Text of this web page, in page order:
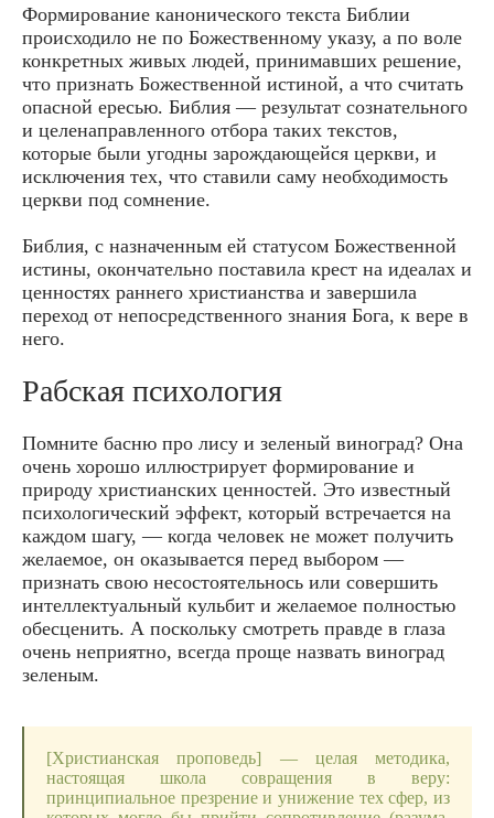
Формирование канонического текста Библии
происходило не по Божественному указу, а по воле
конкретных живых людей, принимавших решение,
что признать Божественной истиной, а что считать
опасной ересью. Библия — результат сознательного
и целенаправленного отбора таких текстов,
которые были угодны зарождающейся церкви, и
исключения тех, что ставили саму необходимость
церкви под сомнение.
Библия, с назначенным ей статусом Божественной
истины, окончательно поставила крест на идеалах и
ценностях раннего христианства и завершила
переход от непосредственного знания Бога, к вере в
него.
Рабская психология
Помните басню про лису и зеленый виноград? Она
очень хорошо иллюстрирует формирование и
природу христианских ценностей. Это известный
психологический эффект, который встречается на
каждом шагу, — когда человек не может получить
желаемое, он оказывается перед выбором —
признать свою несостоятельнось или совершить
интеллектуальный кульбит и желаемое полностью
обесценить. А поскольку смотреть правде в глаза
очень неприятно, всегда проще назвать виноград
зеленым.
[Христианская проповедь] — целая методика,
настоящая школа совращения в веру:
принципиальное презрение и унижение тех сфер, из